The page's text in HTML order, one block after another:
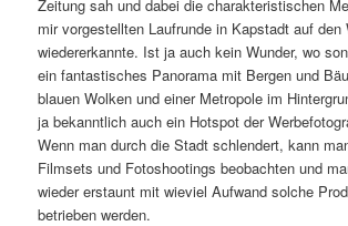
Zeitung sah und dabei die charakteristischen
mir vorgestellten Laufrunde in Kapstadt auf den
wiedererkannte. Ist ja auch kein Wunder, wo
ein fantastisches Panorama mit Bergen und
blauen Wolken und einer Metropole im
ja bekanntlich auch ein Hotspot der
Wenn man durch die Stadt schlendert, kann
Filmsets und Fotoshootings beobachten und
wieder erstaunt mit wieviel Aufwand solche
betrieben werden.